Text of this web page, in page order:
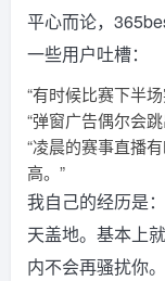
平心而论，
一些用户吐槽：
“有时候比赛下半
“弹窗广告偶尔会
“凌晨的赛事直播
高。”
我自己的经历是
天盖地。基本上
内不会再骚扰你